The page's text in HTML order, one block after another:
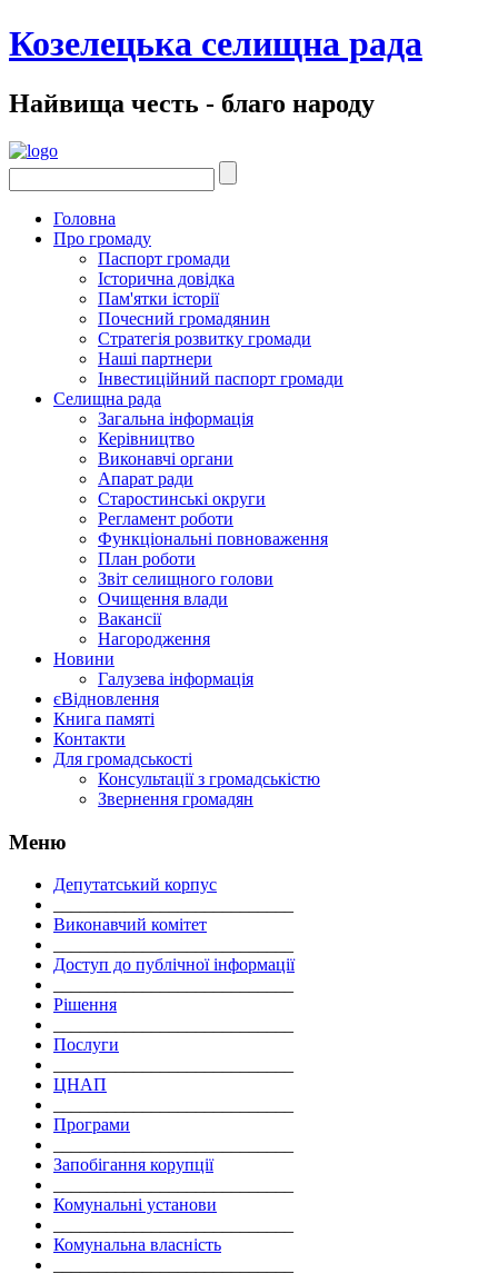
Козелецька селищна рада
Найвища честь - благо народу
Головна
Про громаду
Паспорт громади
Історична довідка
Пам'ятки історії
Почесний громадянин
Стратегія розвитку громади
Наші партнери
Інвестиційний паспорт громади
Селищна рада
Загальна інформація
Керівництво
Виконавчі органи
Апарат ради
Старостинські округи
Регламент роботи
Функціональні повноваження
План роботи
Звіт селищного голови
Очищення влади
Вакансії
Нагородження
Новини
Галузева інформація
єВідновлення
Книга памяті
Контакти
Для громадськості
Консультації з громадськістю
Звернення громадян
Меню
Депутатський корпус
Виконавчий комітет
Доступ до публічної інформації
Рішення
Послуги
ЦНАП
Програми
Запобігання корупції
Комунальні установи
Комунальна власність